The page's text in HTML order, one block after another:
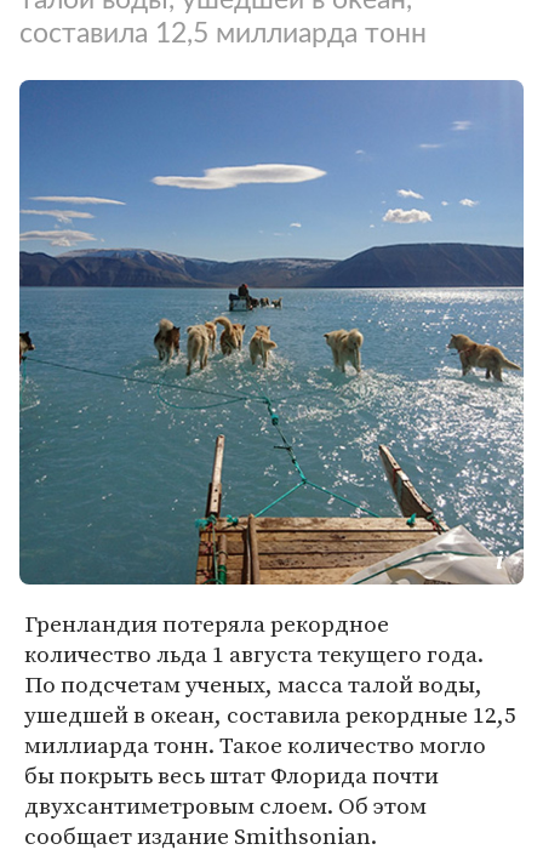
составила 12,5 миллиарда тонн
Гренландия потеряла рекордное
количество льда 1 августа текущего года.
По подсчетам ученых, масса талой воды,
ушедшей в океан, составила рекордные 12,5
миллиарда тонн. Такое количество могло
бы покрыть весь штат Флорида почти
двухсантиметровым слоем. Об этом
сообщает издание Smithsonian.